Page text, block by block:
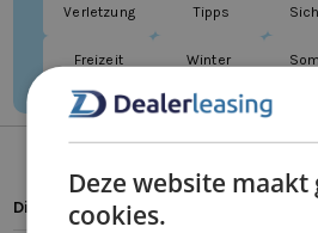
Verletzung Tipps
Freizeit Winter
Direkt zu
Deze website
cookies.